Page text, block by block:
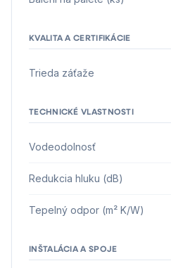
KVALITA A CERTIFIKÁCIE
Trieda záťaže
TECHNICKÉ VLASTNOSTI
Vodeodolnosť
Redukcia hluku (dB)
Tepelný odpor (m² K/W)
INŠTALÁCIA A SPOJE